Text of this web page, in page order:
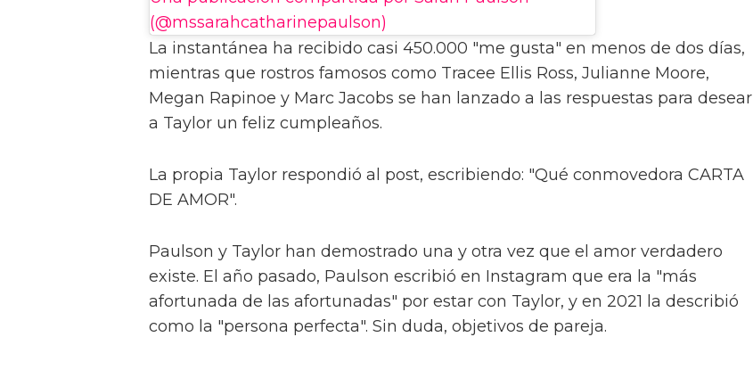
(@mssarahcatharinepaulson)
La instantánea ha recibido casi 450.000 "me gusta" en menos de dos días,
mientras que rostros famosos como Tracee Ellis Ross, Julianne Moore,
Megan Rapinoe y Marc Jacobs se han lanzado a las respuestas para desear
a Taylor un feliz cumpleaños.
La propia Taylor respondió al post, escribiendo: "Qué conmovedora CARTA
DE AMOR".
Paulson y Taylor han demostrado una y otra vez que el amor verdadero
existe. El año pasado, Paulson escribió en Instagram que era la "más
afortunada de las afortunadas" por estar con Taylor, y en 2021 la describió
como la "persona perfecta". Sin duda, objetivos de pareja.